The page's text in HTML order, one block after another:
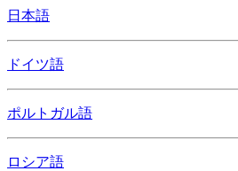
日本語
ドイツ語
ポルトガル語
ロシア語